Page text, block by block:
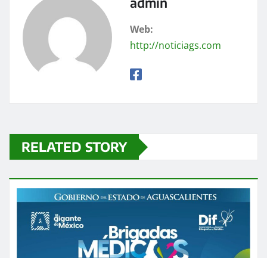
Web:
http://noticiags.com
RELATED STORY